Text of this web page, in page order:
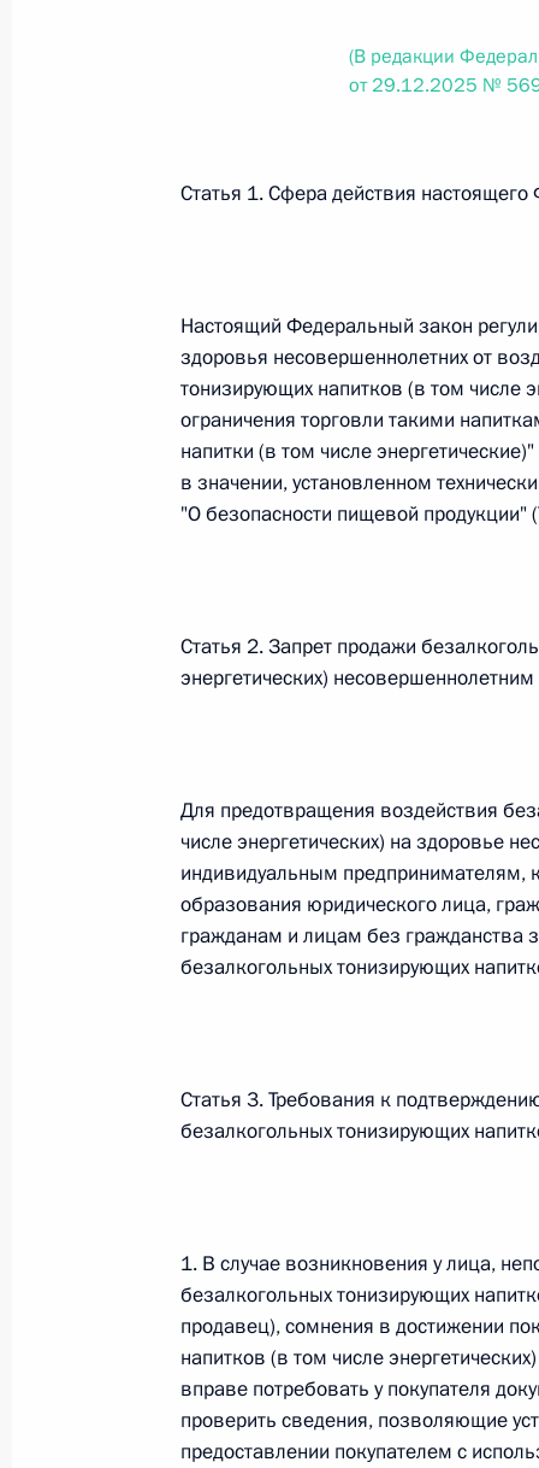
Федеральный закон от
26 июля 2026 года
О внесении изменений в Трудовой
26 июля 2026 года
Федеральный закон от
Федеральный закон от
Федеральный закон от
О внесении изменений в Уголовный
процессуального кодекса Российской
Федеральный закон от
26 июля 2026 года
Федеральный закон от
26 июля 2026 года
(В редакции
от 29.12.2025 №
Статья 1. Сфера действия
Настоящий Федеральный закон
здоровья несовершеннолетних от
тонизирующих напитков (в том числе
ограничения торговли такими
напитки (в том числе
в значении, установленном
"О безопасности пищевой
Статья 2. Запрет продажи
энергетических) несовершеннолетним
Для предотвращения воздействия
числе энергетических) на здоровье
индивидуальным предпринимателям,
образования юридического лица,
гражданам и лицам без гражданства
безалкогольных тонизирующих
Статья 3. Требования к
безалкогольных тонизирующих
1. В случае возникновения у лица,
безалкогольных тонизирующих
продавец), сомнения в достижении
напитков (в том числе
вправе потребовать у покупателя
проверить сведения, позволяющие
предоставлении покупателем с